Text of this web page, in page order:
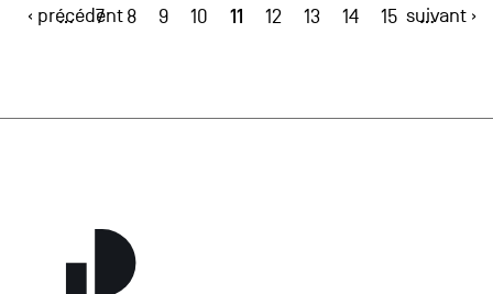
‹ précédent
… 7 8 9 10 11 12 13 14 15 …
suivant ›